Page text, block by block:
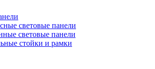
световые панели
световые панели
стойки и рамки